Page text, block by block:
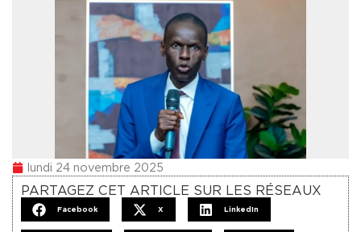
lundi 24 novembre 2025
PARTAGEZ CET ARTICLE SUR LES RÉSEAUX
Facebook X LinkedIn